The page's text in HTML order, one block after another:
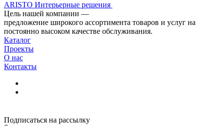
ARISTO Интерьерные решения
Цель нашей компании —
предложение широкого ассортимента товаров и услуг на
постоянно высоком качестве обслуживания.
Каталог
Проекты
О нас
Контакты
Подписаться на рассылку